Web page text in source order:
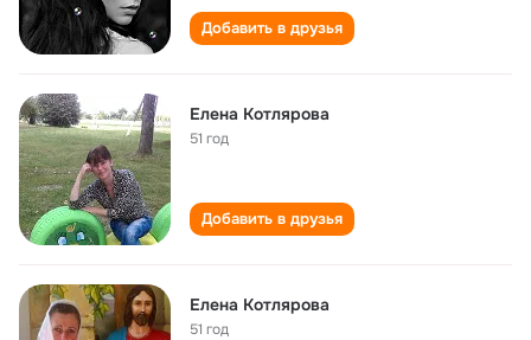
Добавить в друзья
Елена Котлярова
51 год
Добавить в друзья
Елена Котлярова
51 год